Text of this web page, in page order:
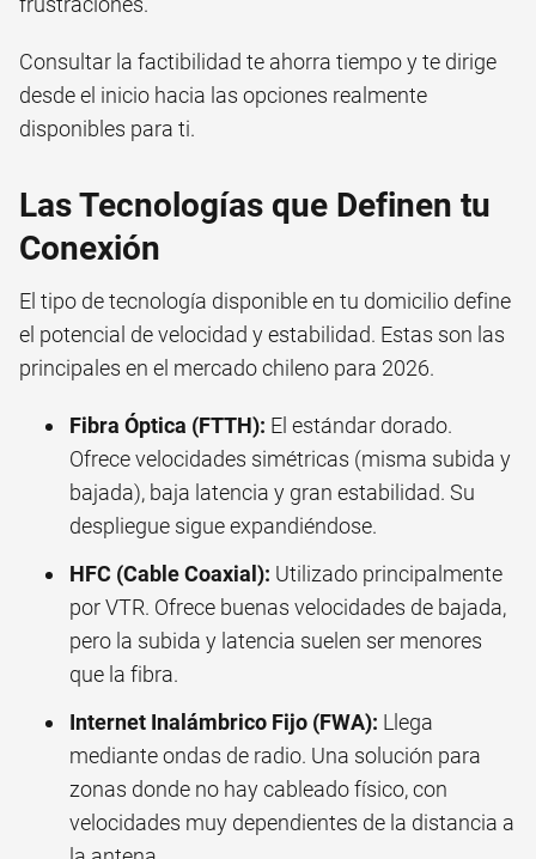
Consultar la factibilidad te ahorra tiempo y te dirige
desde el inicio hacia las opciones realmente
disponibles para ti.
Las Tecnologías que Definen tu
Conexión
El tipo de tecnología disponible en tu domicilio define
el potencial de velocidad y estabilidad. Estas son las
principales en el mercado chileno para 2026.
Fibra Óptica (FTTH): El estándar dorado.
Ofrece velocidades simétricas (misma subida y
bajada), baja latencia y gran estabilidad. Su
despliegue sigue expandiéndose.
HFC (Cable Coaxial): Utilizado principalmente
por VTR. Ofrece buenas velocidades de bajada,
pero la subida y latencia suelen ser menores
que la fibra.
Internet Inalámbrico Fijo (FWA): Llega
mediante ondas de radio. Una solución para
zonas donde no hay cableado físico, con
velocidades muy dependientes de la distancia a